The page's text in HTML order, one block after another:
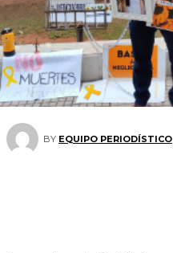
BY EQUIPO PERIODÍSTICO